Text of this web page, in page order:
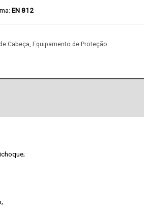
EN 812
Cabeça, Equipamento de Proteção